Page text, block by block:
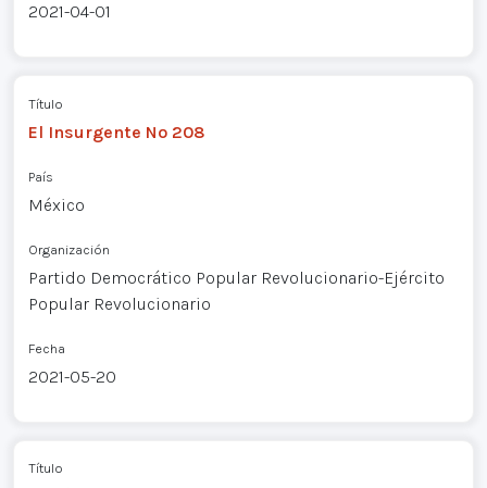
2021-04-01
Título
El Insurgente Nº 208
País
México
Organización
Partido Democrático Popular Revolucionario-Ejército
Popular Revolucionario
Fecha
2021-05-20
Título